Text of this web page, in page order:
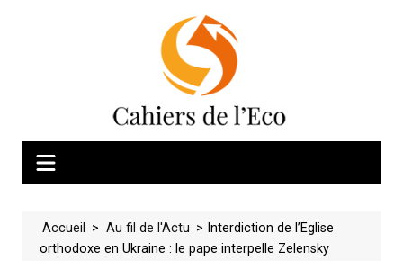
Accueil > Au fil de l'Actu > Interdiction de l’Eglise
orthodoxe en Ukraine : le pape interpelle Zelensky